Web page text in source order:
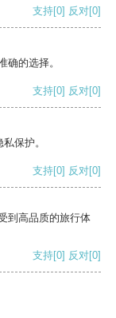
支持[0] 反对[0]
确的选择。
支持[0] 反对[0]
保护。
支持[0] 反对[0]
到高品质的旅行体
支持[0] 反对[0]